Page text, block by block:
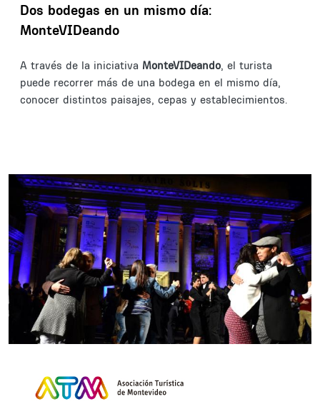
Dos bodegas en un mismo día:
MonteVIDeando
A través de la iniciativa MonteVIDeando, el turista
puede recorrer más de una bodega en el mismo día,
conocer distintos paisajes, cepas y establecimientos.